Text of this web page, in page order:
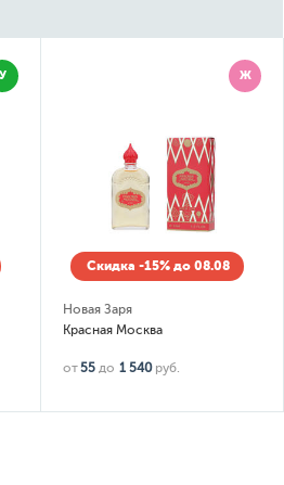
У Ж
Скидка -15% до 08.08
Новая Заря
Красная Москва
от55 до 1 540 руб.